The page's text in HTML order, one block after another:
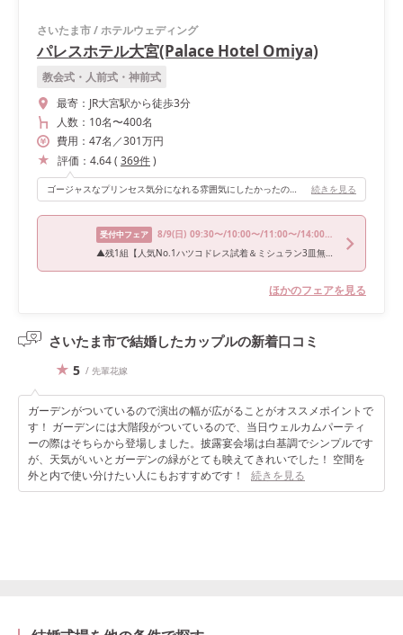
さいたま市/ホテルウェディング
パレスホテル大宮(Palace Hotel Omiya)
教会式・人前式・神前式
最寄： JR大宮駅から徒歩3分
人数： 10名〜400名
費用： 47名 ／301万円
評価： 4.64( 369件)
ゴージャスなプリンセス気分になれる雰囲気にしたかったので、会場にあるキラキラのシャンデリアは最高です。音楽にもこだわっていたので、入場の際もバッチリのタイミングでドアを開けていただき、想像通りの演出が叶いました。 続きを見る
受付中フェア 8/9(日) 09:30〜/10:00〜/11:00〜/14:00〜/15:00〜
▲残1組【人気No.1ハツコドレス試着＆ミシュラン3皿無料】フェア
ほかのフェアを見る
さいたま市で結婚したカップルの新着口コミ
5 / 先輩花嫁
ガーデンがついているので演出の幅が広がることがオススメポイントで
す！ ガーデンには大階段がついているので、当日ウェルカムパーティ
ーの際はそちらから登場しました。披露宴会場は白基調でシンプルです
が、天気がいいとガーデンの緑がとても映えてきれいでした！ 空間を
外と内で使い分けたい人にもおすすめです！
続きを見る